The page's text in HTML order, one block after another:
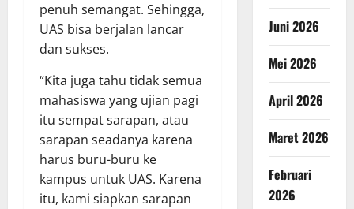
penuh semangat. Sehingga,
UAS bisa berjalan lancar
dan sukses.
“Kita juga tahu tidak semua
mahasiswa yang ujian pagi
itu sempat sarapan, atau
sarapan seadanya karena
harus buru-buru ke
kampus untuk UAS. Karena
itu, kami siapkan sarapan
Juni 2026
Mei 2026
April 2026
Maret 2026
Februari
2026